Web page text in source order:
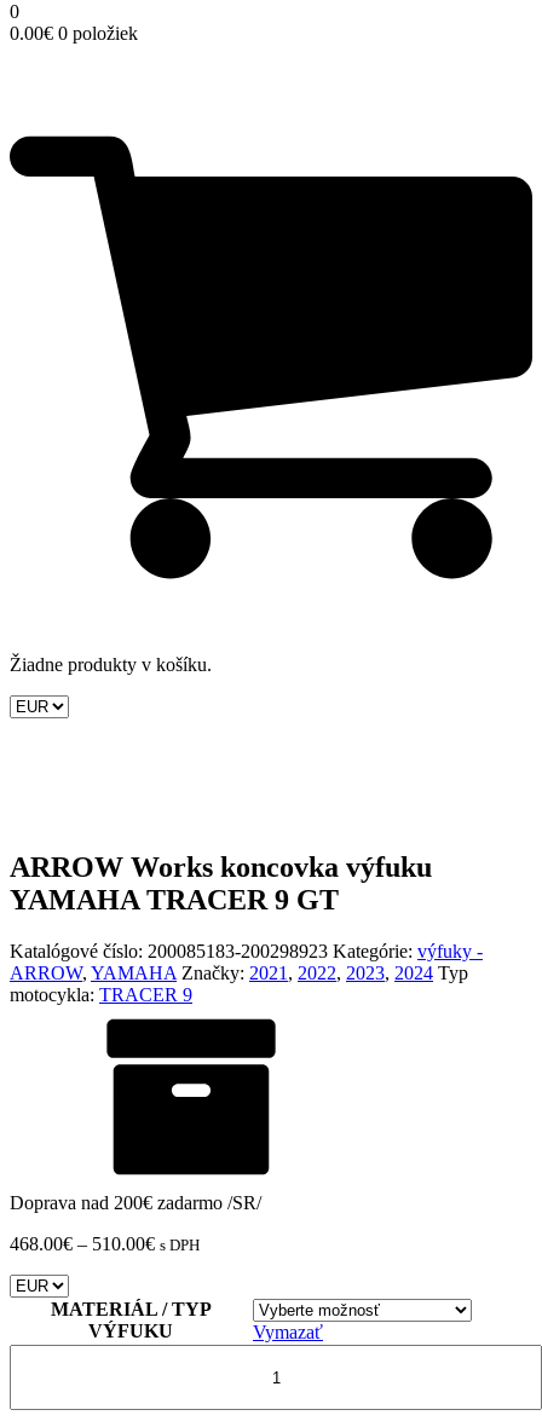
0
0.00€ 0 položiek
Žiadne produkty v košíku.
ARROW Works koncovka výfuku
YAMAHA TRACER 9 GT
Katalógové číslo: 200085183-200298923 Kategórie: výfuky -
ARROW, YAMAHA Značky: 2021 , 2022, 2023, 2024 Typ
motocykla: TRACER 9
Doprava nad 200€ zadarmo /SR/
468.00€ – 510.00€Price
through
510.00€
s DPH
MATERIÁL / TYP
VÝFUKU
Vymazať